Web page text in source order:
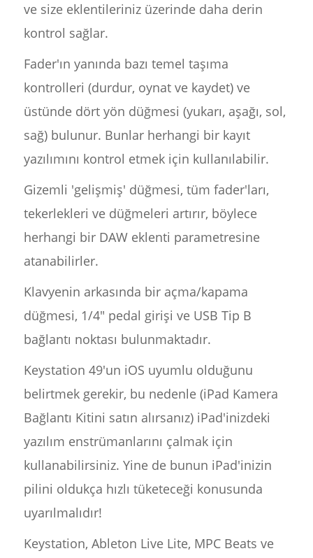
ve size eklentileriniz üzerinde daha derin
kontrol sağlar.
Fader'ın yanında bazı temel taşıma
kontrolleri (durdur, oynat ve kaydet) ve
üstünde dört yön düğmesi (yukarı, aşağı, sol,
sağ) bulunur. Bunlar herhangi bir kayıt
yazılımını kontrol etmek için kullanılabilir.
Gizemli 'gelişmiş' düğmesi, tüm fader'ları,
tekerlekleri ve düğmeleri artırır, böylece
herhangi bir DAW eklenti parametresine
atanabilirler.
Klavyenin arkasında bir açma/kapama
düğmesi, 1/4" pedal girişi ve USB Tip B
bağlantı noktası bulunmaktadır.
Keystation 49'un iOS uyumlu olduğunu
belirtmek gerekir, bu nedenle (iPad Kamera
Bağlantı Kitini satın alırsanız) iPad'inizdeki
yazılım enstrümanlarını çalmak için
kullanabilirsiniz. Yine de bunun iPad'inizin
pilini oldukça hızlı tüketeceği konusunda
uyarılmalıdır!
Keystation, Ableton Live Lite, MPC Beats ve